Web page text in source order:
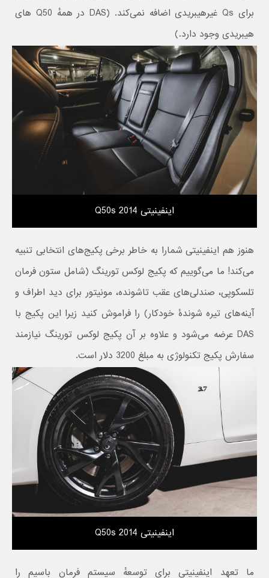
برای Qs غیرهیبریدی اضافه نمی‌کند. (DAS در همهٔ Q50 های
هیبریدی وجود دارد.)
اینفینیتی Q50s 2014
هنوز هم اینفینیتی شمارا به خاطر برخی پکیج‌های انتخابی تنبیه
می‌کند! ما می‌گوییم که پکیج لوکس تورینگ (شامل ستون فرمان
تلسکوپی، صندلی‌های عقب تاشونده، مونیتور برای دید اطراف و
آینه‌های تیره شوندهٔ خودکار) را فراموش کنید زیرا این پکیج با
DAS عرضه می‌شود و علاوه بر آن پکیج لوکس تورینگ نیازمند
سفارش پکیج تکنولوژی به مبلغ 3200 دلار است.
اینفینیتی Q50s 2014
ما تعهد اینفینیتی برای توسعهٔ سیستم فرمان باسیم را